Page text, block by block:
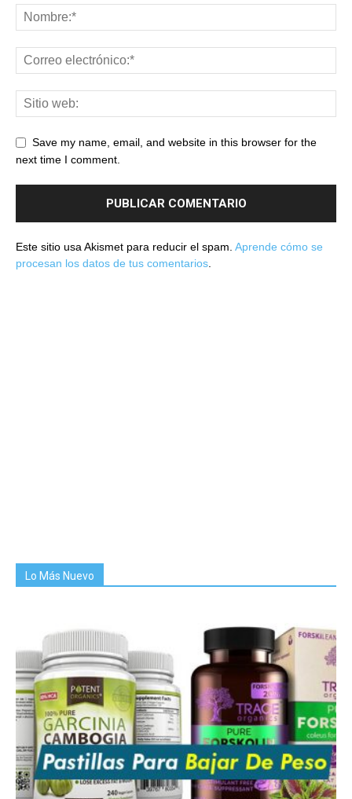
Save my name, email, and website in this browser for the
next time I comment.
Este sitio usa Akismet para reducir el spam. Aprende cómo se
procesan los datos de tus comentarios
Lo Más Nuevo